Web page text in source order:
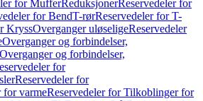
for MufferReduksjonerReservedeler for
for BendT-rørReservedeler for T-
KryssOverganger uløseligeReservedeler
Overganger og forbindelser,
og forbindelser,
for
Reservedeler for
varmeReservedeler for Tilkoblinger for